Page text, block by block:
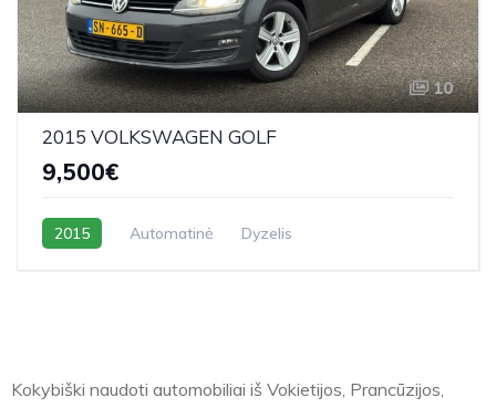
10
2015 VOLKSWAGEN GOLF
9,500€
2015 Automatinė Dyzelis
Kokybiški naudoti automobiliai iš Vokietijos, Prancūzijos,